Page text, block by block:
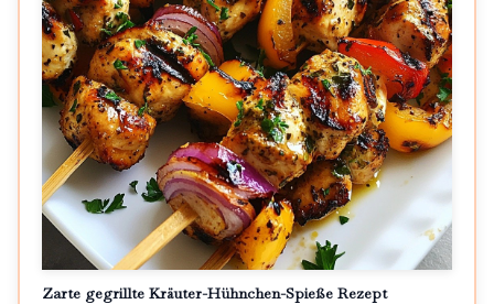
Zarte gegrillte Kräuter-Hühnchen-Spieße Rezept